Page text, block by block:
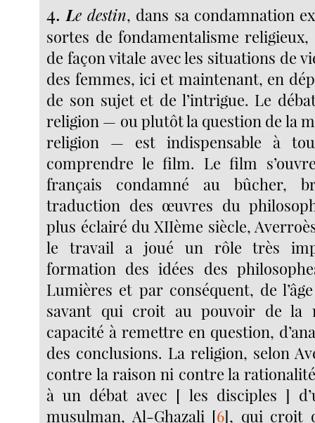
4. Le destin, dans sa condamnation
sortes de fondamentalisme religieux,
de façon vitale avec les situations de
des femmes, ici et maintenant, en
de son sujet et de l’intrigue. Le
religion — ou plutôt la question de la
religion — est indispensable à
comprendre le film. Le film
français condamné au bûcher,
traduction des œuvres du
plus éclairé du XIIème siècle,
le travail a joué un rôle très
formation des idées des
Lumières et par conséquent, de
savant qui croit au pouvoir de la
capacité à remettre en question,
des conclusions. La religion, selon
contre la raison ni contre la
à un débat avec [ les disciples ]
musulman, Al-Ghazali[6], qui croit